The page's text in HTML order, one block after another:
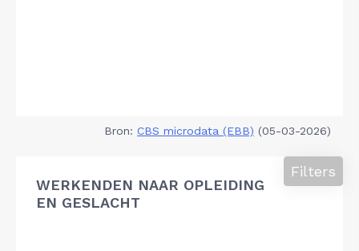
Bron: CBS microdata (EBB) (05-03-2026)
WERKENDEN NAAR OPLEIDING
EN GESLACHT
Filters